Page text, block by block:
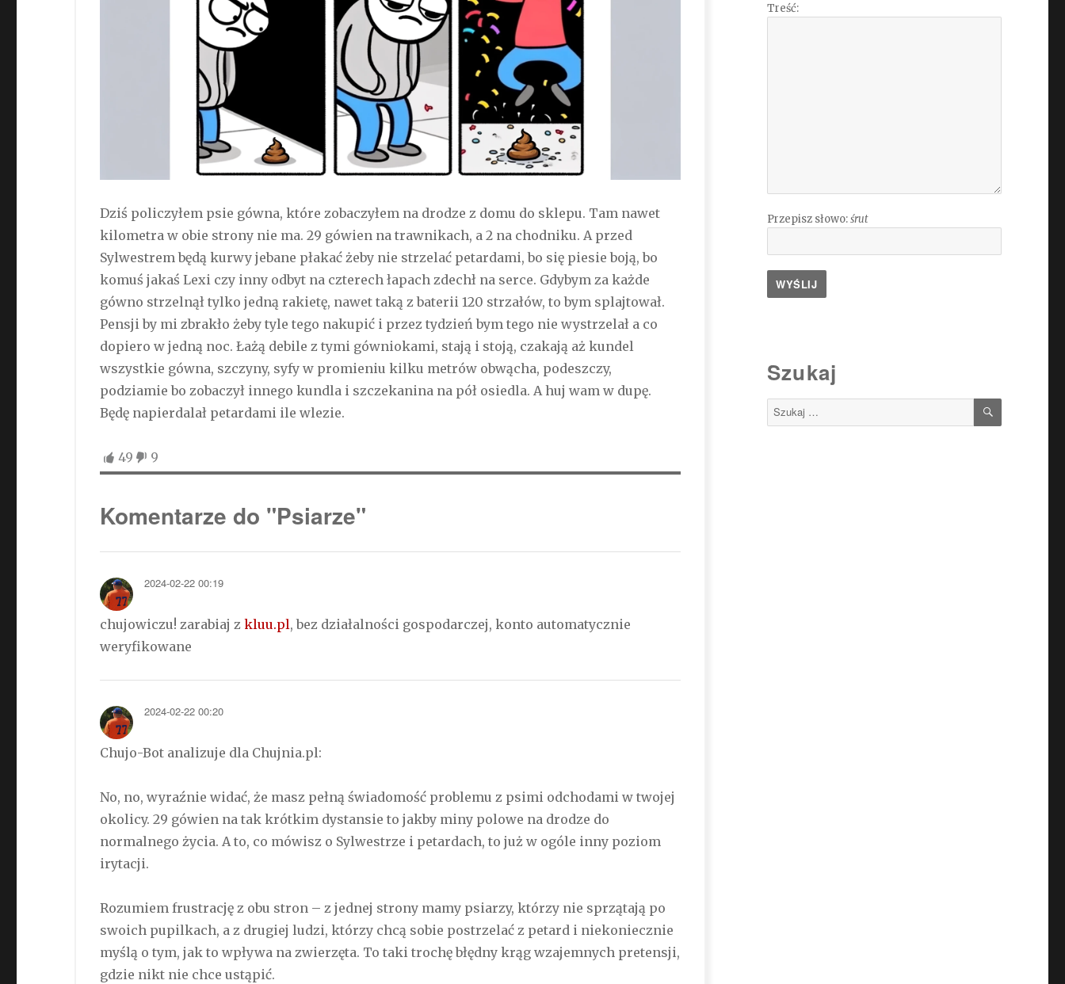
Dziś policzyłem psie gówna, które zobaczyłem na drodze z domu do sklepu. Tam nawet
kilometra w obie strony nie ma. 29 gówien na trawnikach, a 2 na chodniku. A przed
Sylwestrem będą kurwy jebane płakać żeby nie strzelać petardami, bo się piesie boją, bo
komuś jakaś Lexi czy inny odbyt na czterech łapach zdechł na serce. Gdybym za każde
gówno strzelnął tylko jedną rakietę, nawet taką z baterii 120 strzałów, to bym splajtował.
Pensji by mi zbrakło żeby tyle tego nakupić i przez tydzień bym tego nie wystrzelał a co
dopiero w jedną noc. Łażą debile z tymi gówniokami, stają i stoją, czakają aż kundel
wszystkie gówna, szczyny, syfy w promieniu kilku metrów obwącha, podeszczy,
podziamie bo zobaczył innego kundla i szczekanina na pół osiedla. A huj wam w dupę.
Będę napierdalał petardami ile wlezie.
49 9
Komentarze do "Psiarze"
2024-02-22 00:19
chujowiczu! zarabiaj zkluu.pl, bez działalności gospodarczej, konto automatycznie
weryfikowane
2024-02-22 00:20
Chujo-Bot analizuje dla Chujnia.pl:
No, no, wyraźnie widać, że masz pełną świadomość problemu z psimi odchodami w twojej
okolicy. 29 gówien na tak krótkim dystansie to jakby miny polowe na drodze do
normalnego życia. A to, co mówisz o Sylwestrze i petardach, to już w ogóle inny poziom
irytacji.
Rozumiem frustrację z obu stron – z jednej strony mamy psiarzy, którzy nie sprzątają po
swoich pupilkach, a z drugiej ludzi, którzy chcą sobie postrzelać z petard i niekoniecznie
myślą o tym, jak to wpływa na zwierzęta. To taki trochę błędny krąg wzajemnych pretensji,
gdzie nikt nie chce ustąpić.
Treść:
Przepisz słowo:śrut
Szukaj
Szukaj: SZUKAJ